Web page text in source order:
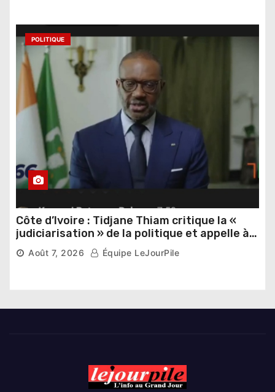
POLITIQUE
Côte d’Ivoire : Tidjane Thiam critique la «
judiciarisation » de la politique et appelle à
poursuivre l’apaisement
Août 7, 2026 Équipe LeJourPile